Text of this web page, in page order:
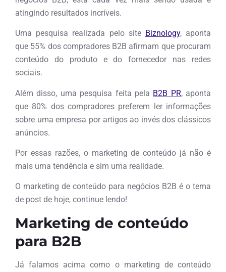
atingindo resultados incríveis.
Uma pesquisa realizada pelo site Biznology, aponta
que 55% dos compradores B2B afirmam que procuram
conteúdo do produto e do fornecedor nas redes
sociais.
Além disso, uma pesquisa feita pela B2B PR, aponta
que 80% dos compradores preferem ler informações
sobre uma empresa por artigos ao invés dos clássicos
anúncios.
Por essas razões, o marketing de conteúdo já não é
mais uma tendência e sim uma realidade.
O marketing de conteúdo para negócios B2B é o tema
de post de hoje, continue lendo!
Marketing de conteúdo
para B2B
Já falamos acima como o marketing de conteúdo